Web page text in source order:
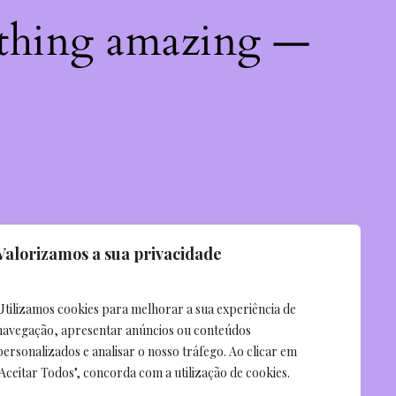
a sua privacidade
cookies para melhorar a sua experiência de
apresentar anúncios ou conteúdos
e analisar o nosso tráfego. Ao clicar em
Todos", concorda com a utilização de cookies.
amazing —